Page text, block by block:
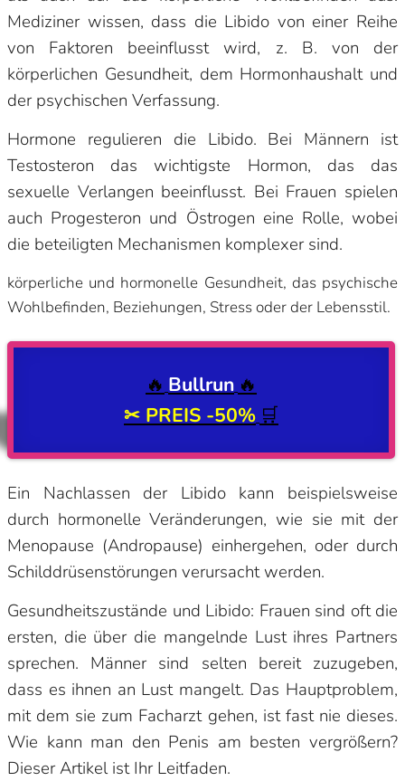
Mediziner wissen, dass die Libido von einer Reihe
von Faktoren beeinflusst wird, z. B. von der
körperlichen Gesundheit, dem Hormonhaushalt und
der psychischen Verfassung.
Hormone regulieren die Libido. Bei Männern ist
Testosteron das wichtigste Hormon, das das
sexuelle Verlangen beeinflusst. Bei Frauen spielen
auch Progesteron und Östrogen eine Rolle, wobei
die beteiligten Mechanismen komplexer sind.
körperliche und hormonelle Gesundheit, das psychische
Wohlbefinden, Beziehungen, Stress oder der Lebensstil.
🔥 Bullrun 🔥
✂ PREIS -50% 🛒
Ein Nachlassen der Libido kann beispielsweise
durch hormonelle Veränderungen, wie sie mit der
Menopause (Andropause) einhergehen, oder durch
Schilddrüsenstörungen verursacht werden.
Gesundheitszustände und Libido: Frauen sind oft die
ersten, die über die mangelnde Lust ihres Partners
sprechen. Männer sind selten bereit zuzugeben,
dass es ihnen an Lust mangelt. Das Hauptproblem,
mit dem sie zum Facharzt gehen, ist fast nie dieses.
Wie kann man den Penis am besten vergrößern?
Dieser Artikel ist Ihr Leitfaden.